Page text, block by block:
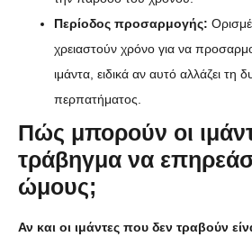
Περίοδος προσαρμογής:
χρειαστούν χρόνο για να
ιμάντα, ειδικά αν αυτό αλλάζει τη
περπατήματος.
Πώς μπορούν οι
τράβηγμα να
ώμους;
Αν και οι ιμάντες που δεν τραβούν